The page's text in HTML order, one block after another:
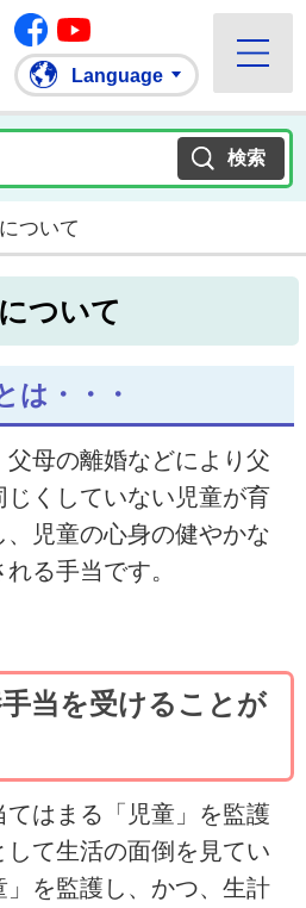
城里町ホームページ
Facebook
Language
ついて
ついて
は・・・
母の離婚などにより父
じくしていない児童が育
児童の心身の健やかな
る手当です。
手当を受けることが
はまる「児童」を監護
して生活の面倒を見てい
」を監護し、かつ、生計